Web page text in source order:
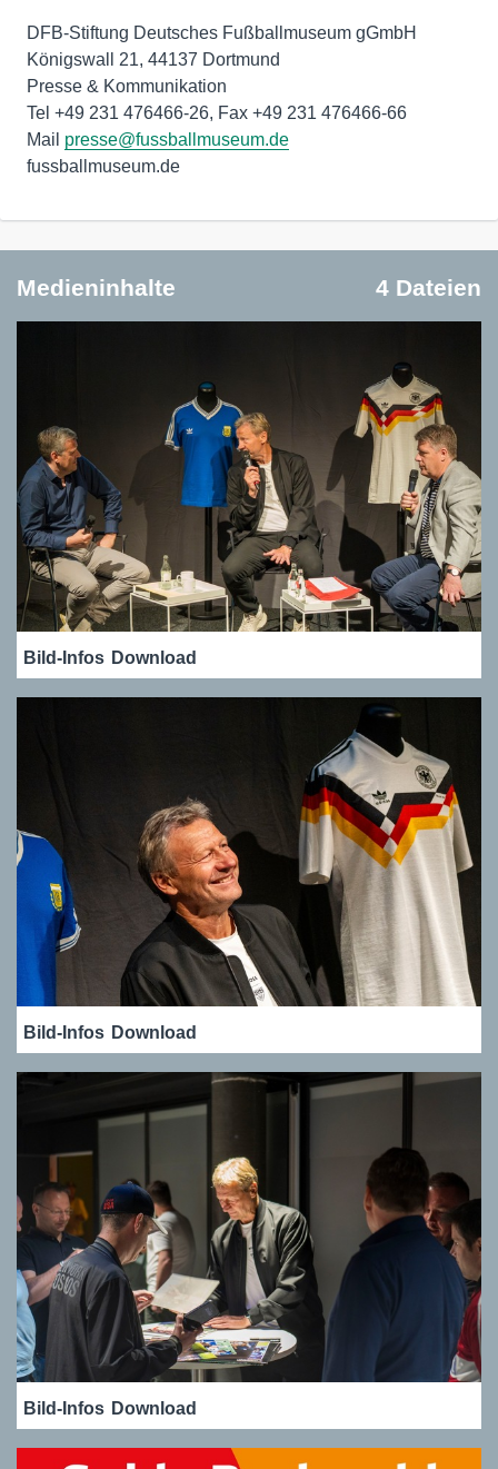
DFB-Stiftung Deutsches Fußballmuseum gGmbH
Königswall 21, 44137 Dortmund
Presse & Kommunikation
Tel +49 231 476466-26, Fax +49 231 476466-66
Mail presse@fussballmuseum.de
fussballmuseum.de
Medieninhalte 4 Dateien
Bild-Infos Download
Bild-Infos Download
Bild-Infos Download